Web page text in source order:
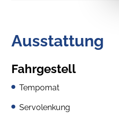
Ausstattung
Fahrgestell
Tempomat
Servolenkung